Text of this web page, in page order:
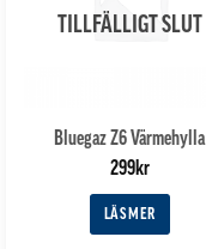
TILLFÄLLIGT SLUT
Bluegaz Z6 Värmehylla
299kr
LÄS MER